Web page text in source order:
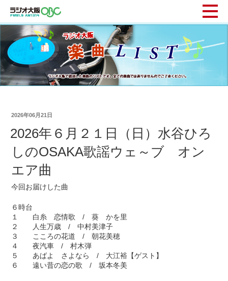
2026年06月21日
2026年６月２１日（日）水谷ひろ
しのOSAKA歌謡ウェ～ブ オン
エア曲
今回お届けした曲
６時台
１ 白糸 恋情歌 / 葵 かを里
２ 人生万歳 / 中村美津子
３ こころの花道 / 朝花美穂
４ 夜汽車 / 村木弾
５ あばよ さよなら / 大江裕【ゲスト】
６ 遠い昔の恋の歌 / 坂本冬美